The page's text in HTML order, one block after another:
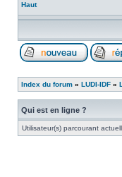
Haut
Index du forum » LUDI-IDF »
Qui est en ligne ?
Utilisateur(s) parcourant